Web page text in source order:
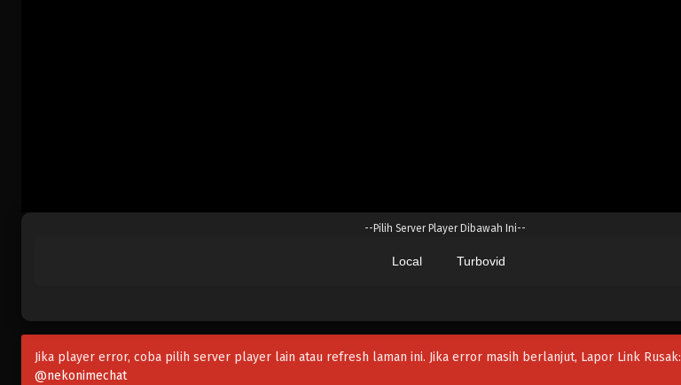
--Pilih Server Player Dibawah Ini--
Local Turbovid
Jika player error, coba pilih server player lain atau refresh laman ini. Jika error masih berlanjut, Lapor Link Rusak:
@nekonimechat